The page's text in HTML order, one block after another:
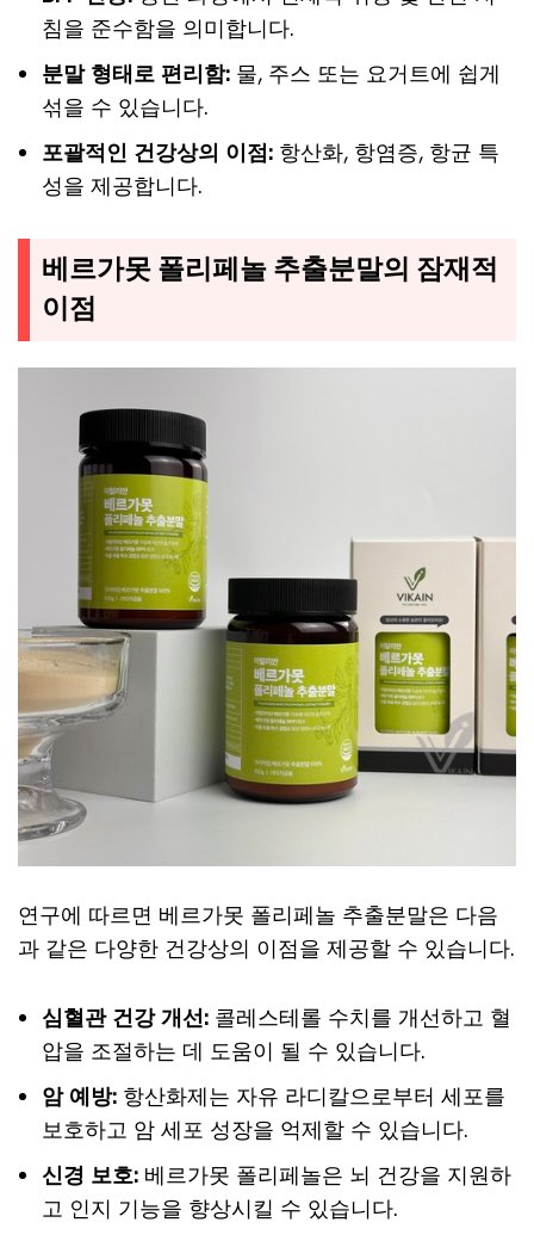
침을 준수함을 의미합니다.
분말 형태로 편리함: 물, 주스 또는 요거트에 쉽게
섞을 수 있습니다.
포괄적인 건강상의 이점: 항산화, 항염증, 항균 특
성을 제공합니다.
베르가못 폴리페놀 추출분말의 잠재적
이점
연구에 따르면 베르가못 폴리페놀 추출분말은 다음
과 같은 다양한 건강상의 이점을 제공할 수 있습니다.
심혈관 건강 개선: 콜레스테롤 수치를 개선하고 혈
압을 조절하는 데 도움이 될 수 있습니다.
암 예방: 항산화제는 자유 라디칼으로부터 세포를
보호하고 암 세포 성장을 억제할 수 있습니다.
신경 보호: 베르가못 폴리페놀은 뇌 건강을 지원하
고 인지 기능을 향상시킬 수 있습니다.